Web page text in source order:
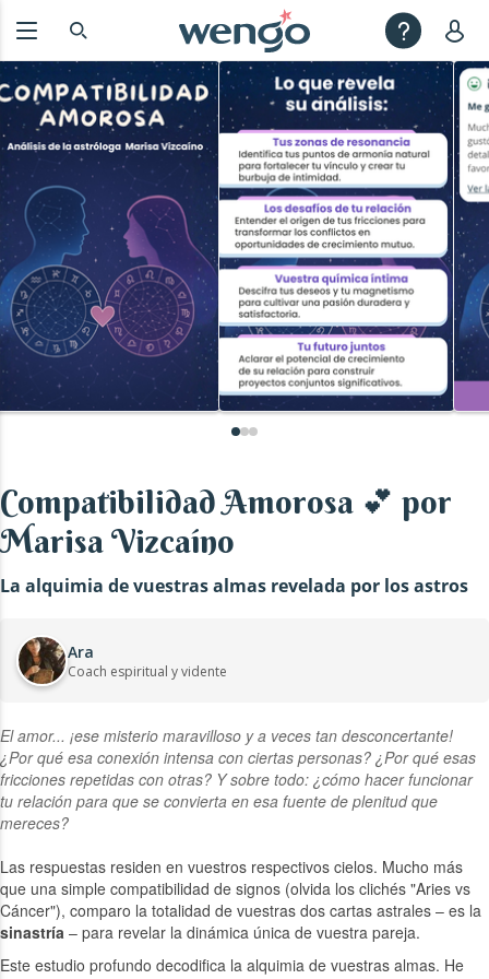
Compatibilidad Amorosa 💕 por
Marisa Vizcaíno
La alquimia de vuestras almas revelada por los astros
Ara
Coach espiritual y vidente
El amor... ¡ese misterio maravilloso y a veces tan desconcertante!
¿Por qué esa conexión intensa con ciertas personas? ¿Por qué esas
fricciones repetidas con otras? Y sobre todo: ¿cómo hacer funcionar
tu relación para que se convierta en esa fuente de plenitud que
mereces?
Las respuestas residen en vuestros respectivos cielos. Mucho más
que una simple compatibilidad de signos (olvida los clichés "Aries vs
Cáncer"), comparo la totalidad de vuestras dos cartas astrales – es la
sinastría – para revelar la dinámica única de vuestra pareja.
Este estudio profundo decodifica la alquimia de vuestras almas. He